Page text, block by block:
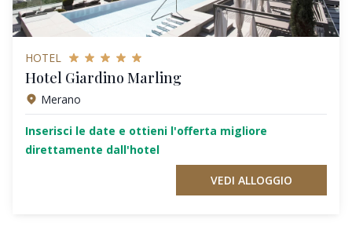
HOTEL
Hotel Giardino Marling
Merano
Inserisci le date e ottieni l'offerta migliore
direttamente dall'hotel
VEDI ALLOGGIO